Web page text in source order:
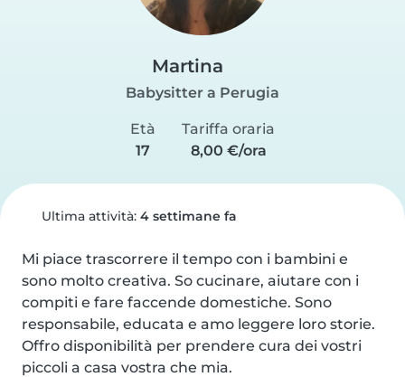
Martina
Babysitter a Perugia
Età
17
Tariffa oraria
8,00 €/ora
Ultima attività: 4 settimane fa
Mi piace trascorrere il tempo con i bambini e
sono molto creativa. So cucinare, aiutare con i
compiti e fare faccende domestiche. Sono
responsabile, educata e amo leggere loro storie.
Offro disponibilità per prendere cura dei vostri
piccoli a casa vostra che mia.